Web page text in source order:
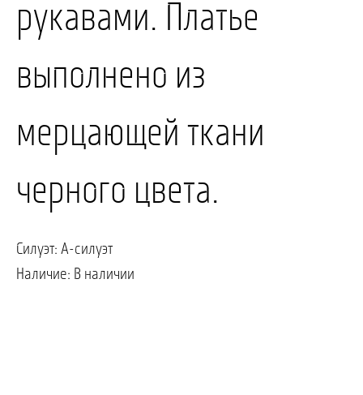
рукавами. Платье
выполнено из
мерцающей ткани
черного цвета.
Силуэт: А-силуэт
Наличие: В наличии